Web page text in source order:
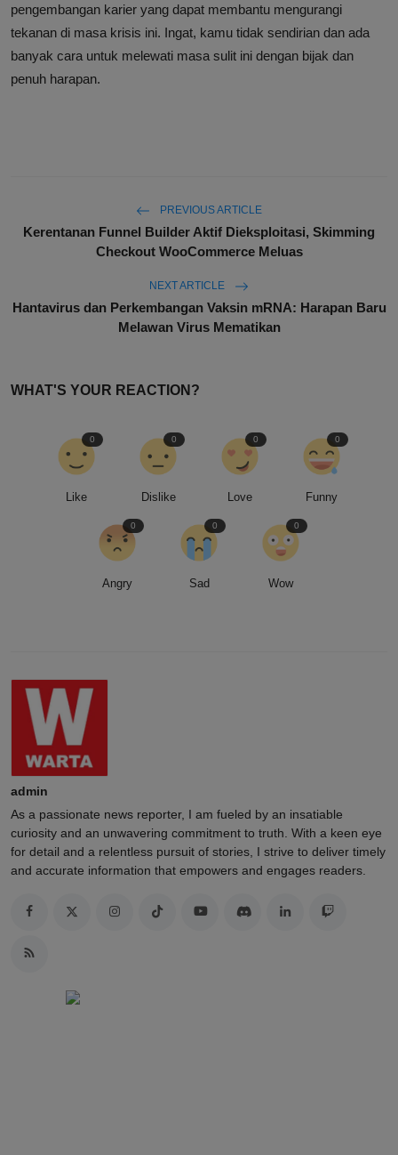
pengembangan karier yang dapat membantu mengurangi
tekanan di masa krisis ini. Ingat, kamu tidak sendirian dan ada
banyak cara untuk melewati masa sulit ini dengan bijak dan
penuh harapan.
PREVIOUS ARTICLE
Kerentanan Funnel Builder Aktif Dieksploitasi, Skimming
Checkout WooCommerce Meluas
NEXT ARTICLE
Hantavirus dan Perkembangan Vaksin mRNA: Harapan Baru
Melawan Virus Mematikan
WHAT'S YOUR REACTION?
Like
0
Dislike
0
Love
0
Funny
0
Angry
0
Sad
0
Wow
0
admin
As a passionate news reporter, I am fueled by an insatiable
curiosity and an unwavering commitment to truth. With a keen eye
for detail and a relentless pursuit of stories, I strive to deliver timely
and accurate information that empowers and engages readers.